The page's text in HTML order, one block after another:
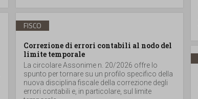
FISCO
Correzione di errori contabili al nodo del
limite temporale
La circolare Assonime n. 20/2026 offre lo
spunto per tornare su un profilo specifico della
nuova disciplina fiscale della correzione degli
errori contabili e, in particolare, sul limite